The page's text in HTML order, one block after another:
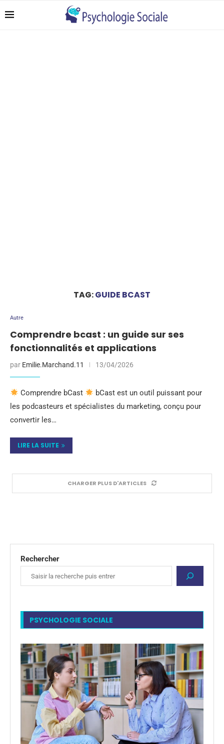
TAG:GUIDE BCAST
Autre
Comprendre bcast : un guide sur ses
fonctionnalités et applications
par Emilie.Marchand.11 13/04/2026
Comprendre bCast
bCast est un outil puissant pour
les podcasteurs et spécialistes du marketing, conçu pour
convertir les…
LIRE LA SUITE
CHARGER PLUS D'ARTICLES
Rechercher
PSYCHOLOGIE SOCIALE